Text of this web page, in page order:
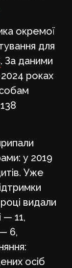
окремої
для
. За даними
роках
у 2019
Уже
видали
— 11,
6,
осіб